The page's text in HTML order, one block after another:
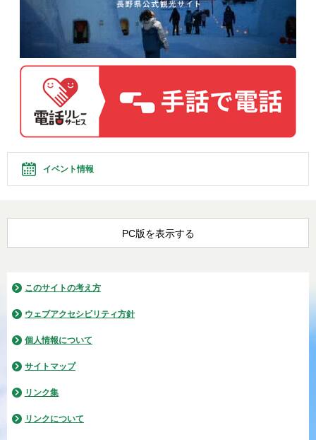
イベント情報
PC版を表示する
このサイトの考え方
ウェブアクセシビリティ方針
個人情報について
サイトマップ
リンク集
リンクについて